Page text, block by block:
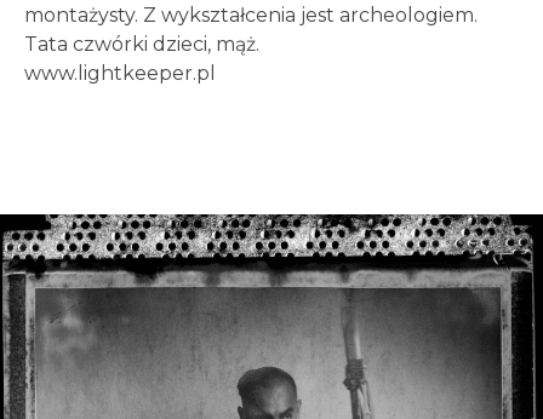
montażysty. Z wykształcenia jest archeologiem.
Tata czwórki dzieci, mąż.
www.lightkeeper.pl